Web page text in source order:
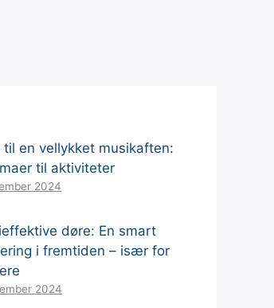
til en vellykket musikaften:
til aktiviteter
2024
døre: En smart
i fremtiden – især for
2024